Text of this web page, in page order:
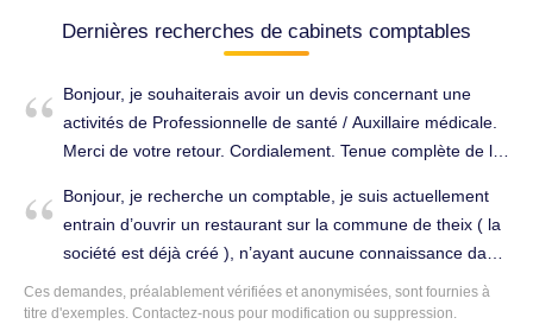
Dernières recherches de cabinets comptables
Bonjour, je souhaiterais avoir un devis concernant une
activités de Professionnelle de santé / Auxillaire médicale.
Merci de votre retour. Cordialement. Tenue complète de la
Bonjour, je recherche un comptable, je suis actuellement
entrain d’ouvrir un restaurant sur la commune de theix ( la
société est déjà créé ), n’ayant aucune connaissance dans
le domaine j’aurais besoin d’une personne qui s’occuperait
de tout ce qui est fiscalité, contrat de travail etc.. Tenue
Ces demandes, préalablement vérifiées et anonymisées, sont fournies à
titre d'exemples. Contactez-nous pour modification ou suppression.